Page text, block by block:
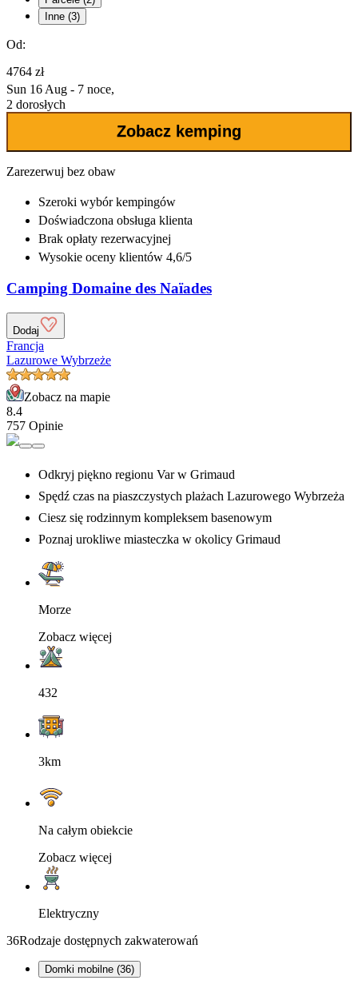
Inne (3)
Od:
4764 zł
Sun 16 Aug - 7 noce,
2 dorosłych
Zobacz kemping
Zarezerwuj bez obaw
Szeroki wybórkempingów
Doświadczona obsługa klienta
Brak opłaty rezerwacyjnej
Wysokie oceny klientów 4,6/5
Camping Domaine des Naïades
Dodaj
Francja
Lazurowe Wybrzeże
Zobacz na mapie
8.4
757 Opinie
Odkryj piękno regionu Var w Grimaud
Spędź czas na piaszczystych plażach Lazurowego Wybrzeża
Ciesz się rodzinnym kompleksem basenowym
Poznaj urokliwe miasteczka w okolicy Grimaud
Morze
Zobacz więcej
432
3km
Na całym obiekcie
Zobacz więcej
Elektryczny
36Rodzaje dostępnych zakwaterowań
Domki mobilne (36)